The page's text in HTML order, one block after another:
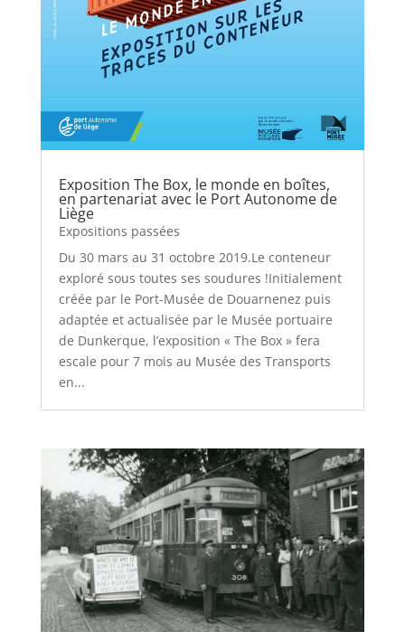
Exposition The Box, le monde en boîtes,
en partenariat avec le Port Autonome de
Liège
Expositions passées
Du 30 mars au 31 octobre 2019.Le conteneur
exploré sous toutes ses soudures !Initialement
créée par le Port-Musée de Douarnenez puis
adaptée et actualisée par le Musée portuaire
de Dunkerque, l’exposition « The Box » fera
escale pour 7 mois au Musée des Transports
en...